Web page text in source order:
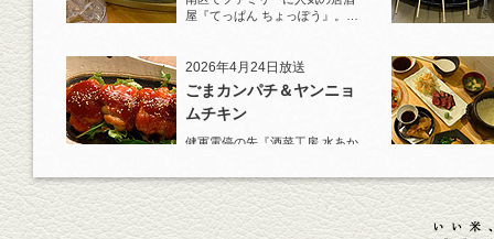
屋『てっぱん ちょっぽう』。王
2026年4月24日放送
ごまカンパチ＆ヤンニョ
ムチキン
健軍電停の先『酒菜工房 水あか
杯！まずは『ごまカンパチ』を
肴に。
2026年4月3日放送
元祖 鶏焼売＆牛テールの